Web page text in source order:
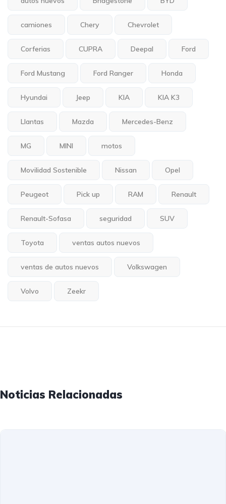
camiones Chery Chevrolet
Corferias CUPRA Deepal Ford
Ford Mustang Ford Ranger Honda
Hyundai Jeep KIA KIA K3
Llantas Mazda Mercedes-Benz
MG MINI motos
Movilidad Sostenible Nissan Opel
Peugeot Pick up RAM Renault
Renault-Sofasa seguridad SUV
Toyota ventas autos nuevos
ventas de autos nuevos Volkswagen
Volvo Zeekr
Noticias Relacionadas